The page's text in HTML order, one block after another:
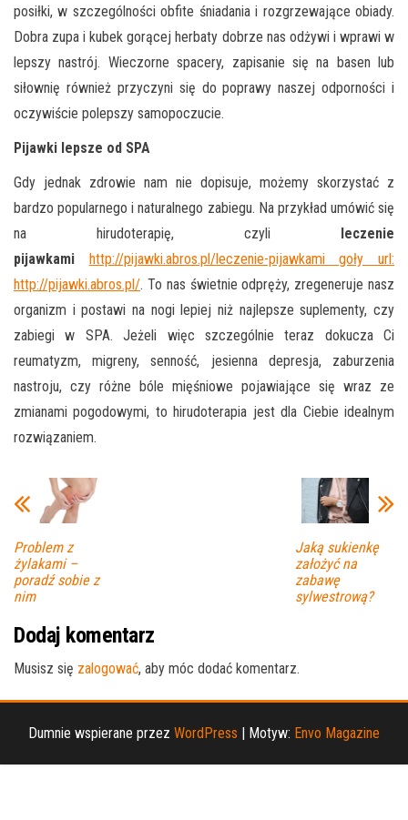
posiłki, w szczególności obfite śniadania i rozgrzewające obiady.
Dobra zupa i kubek gorącej herbaty dobrze nas odżywi i wprawi w
lepszy nastrój. Wieczorne spacery, zapisanie się na basen lub
siłownię również przyczyni się do poprawy naszej odporności i
oczywiście polepszy samopoczucie.
Pijawki lepsze od SPA
Gdy jednak zdrowie nam nie dopisuje, możemy skorzystać z
bardzo popularnego i naturalnego zabiegu. Na przykład umówić się
na hirudoterapię, czyli
leczenie
pijawkami
http://pijawki.abros.pl/leczenie-pijawkami goły url:
http://pijawki.abros.pl/. To nas świetnie odpręży, zregeneruje nasz
organizm i postawi na nogi lepiej niż najlepsze suplementy, czy
zabiegi w SPA. Jeżeli więc szczególnie teraz dokucza Ci
reumatyzm, migreny, senność, jesienna depresja, zaburzenia
nastroju, czy różne bóle mięśniowe pojawiające się wraz ze
zmianami pogodowymi, to hirudoterapia jest dla Ciebie idealnym
rozwiązaniem.
Problem z
żylakami –
poradź sobie z
nim
Jaką sukienkę
założyć na
zabawę
sylwestrową?
Dodaj komentarz
Musisz się zalogować, aby móc dodać komentarz.
Dumnie wspierane przez WordPress | Motyw: Envo Magazine